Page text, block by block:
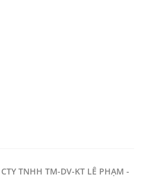
CTY TNHH TM-DV-KT LÊ PHẠM -